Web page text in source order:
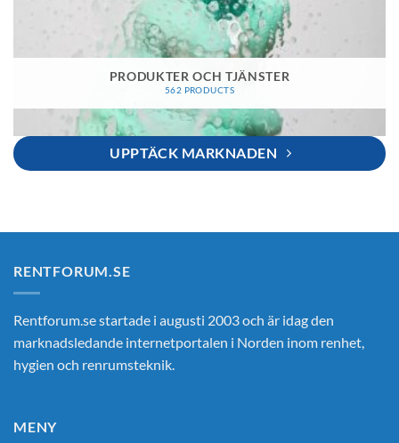
PRODUKTER OCH TJÄNSTER
562 PRODUCTS
UPPTÄCK MARKNADEN
RENTFORUM.SE
Rentforum.se startade i augusti 2003 och är idag den
marknadsledande internetportalen i Norden inom renhet,
hygien och renrumsteknik.
MENY